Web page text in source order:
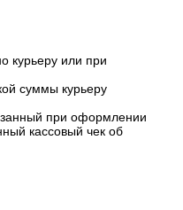
курьеру или при
суммы курьеру
при оформлении
кассовый чек об